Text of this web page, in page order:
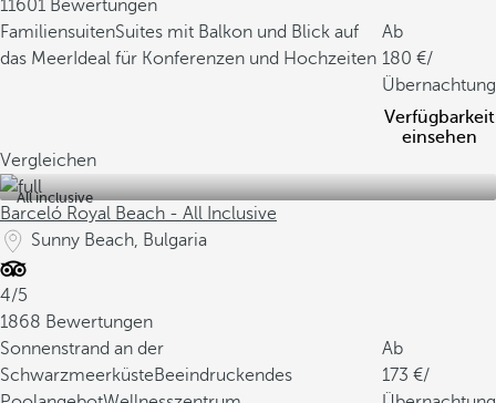
11601 Bewertungen
FamiliensuitenSuites mit Balkon und Blick auf
das Meer Ideal für Konferenzen und Hochzeiten
Ab
180
/
Übernachtung
Verfügbarkeit
einsehen
Vergleichen
All inclusive
Barceló Royal Beach - All Inclusive
Sunny Beach, Bulgaria
4/5
1868 Bewertungen
Sonnenstrand an der
SchwarzmeerküsteBeeindruckendes
Ab
173
/